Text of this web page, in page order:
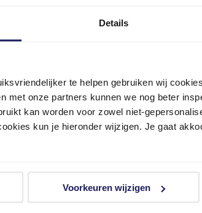
Details
te helpen gebruiken wij
met onze partners kunnen we nog beter
kan worden voor zowel niet-
kun je hieronder wijzigen. Je gaat
Voorkeuren wijzigen